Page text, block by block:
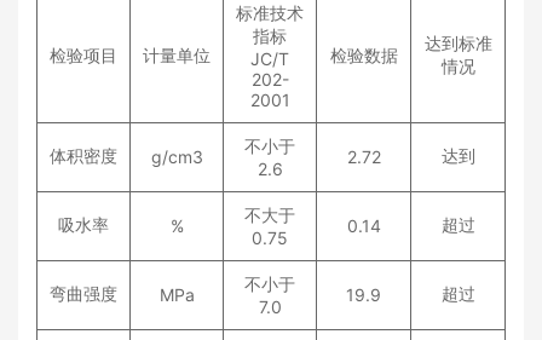
检验项目 计量单位
标准技术
指标
JC/T
202-
2001
检验数据
达到标准
情况
体积密度 g/cm3
不小于
2.6
2.72 达到
吸水率 %
不大于
0.75
0.14 超过
弯曲强度 MPa
不小于
7.0
19.9 超过